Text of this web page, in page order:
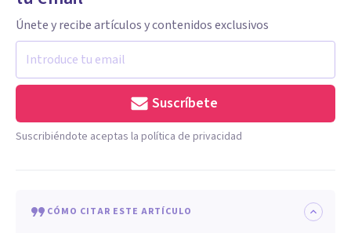
Únete y recibe artículos y contenidos exclusivos
Suscríbete
Suscribiéndote aceptas la política de privacidad
CÓMO CITAR ESTE ARTÍCULO